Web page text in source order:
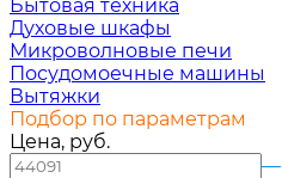
Бытовая техника
Духовые шкафы
Микроволновые печи
Посудомоечные машины
Вытяжки
Подбор по параметрам
Цена, руб.
—